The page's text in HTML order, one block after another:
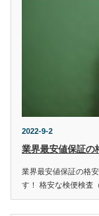
2022-9-2
業界最安値保証の
業界最安値保証の格
す！ 格安な検便検査